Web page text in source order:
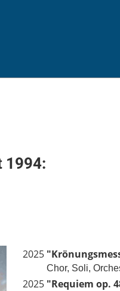
1994:
2025
Chor, Soli,
2025 "Requiem op.